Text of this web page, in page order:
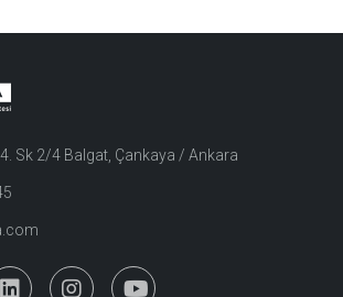
Sk 2/4 Balgat, Çankaya / Ankara